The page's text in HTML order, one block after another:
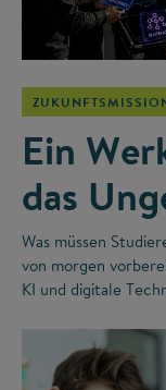
Ein
das
Was müssen
von morgen
KI und digitale